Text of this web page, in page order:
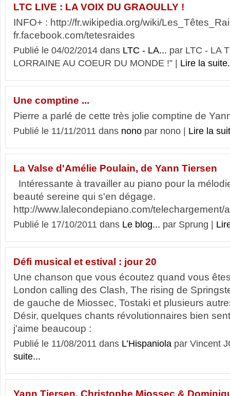
LTC LIVE : LA VOIX DU GRAOULLY !
INFO+ : http://fr.wikipedia.org/wiki/
fr.facebook.com/tetesraides
Publié le 04/02/2014 dans LTC - LA... par LTC - LA
LORRAINE AU COEUR DU MONDE !” | Lire la
Une comptine ...
Pierre a parlé de cette très jolie comptine de
Publié le 11/11/2011 dans nono par nono | Lire la
La Valse d'Amélie Poulain, de Yann Tiersen
Intéressante à travailler au piano pour la
beauté sereine qui s'en dégage.
http://www.lalecondepiano.com/
Publié le 17/10/2011 dans Le blog... par Sprung |
Défi musical et estival : jour 20
Une chanson que vous écoutez quand vous
London calling des Clash, The rising de
de gauche de Miossec, Tostaki et plusieurs
Désir, quelques chants révolutionnaires bien
j'aime beaucoup :
Publié le 11/08/2011 dans L’Hispaniola par Vincent
suite...
Yann Tiersen, Christophe Miossec &